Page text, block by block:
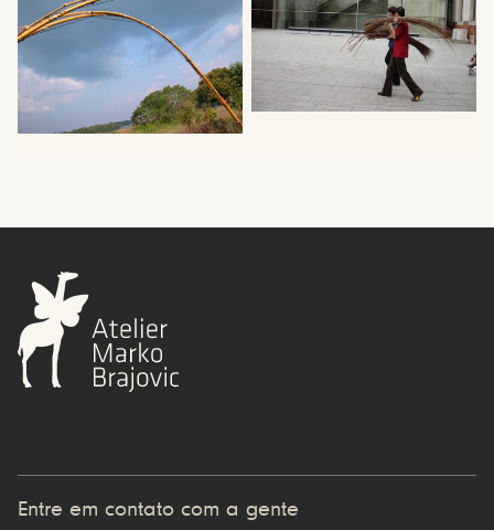
Entre em contato com a gente